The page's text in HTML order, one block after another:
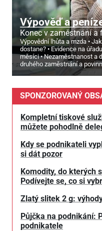
Výpověď a
Konec v zaměstnání
Výpovědní lhůta a mzda
dostane?
Evidence na
měsíci
Nezaměstnanost a
druhého zaměstnání a
SPONZOROVANÝ
Kompletní tiskové
můžete pohodlně
Kdy se podnikateli
si dát pozor
Komodity, do kterých
Podívejte se, co si
Zlatý slitek 2 g:
Půjčka na podnikání:
podnikatele